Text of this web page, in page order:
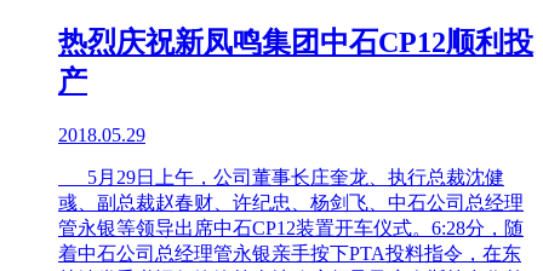
热烈庆祝新凤鸣集团中石CP12顺利投
产
2018.05.29
5月29日上午，公司董事长庄奎龙、执行总裁沈健
彧、副总裁赵春财、许纪忠、杨剑飞、中石公司总经理
管永银等领导出席中石CP12装置开车仪式。6:28分，随
着中石公司总经理管永银亲手按下PTA投料指令，在东